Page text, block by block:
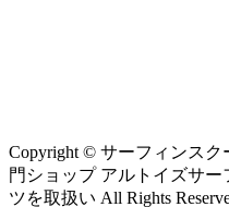
Copyright © サーフィンス
門ショップ アルトイズサ
ツを取扱い All Rights